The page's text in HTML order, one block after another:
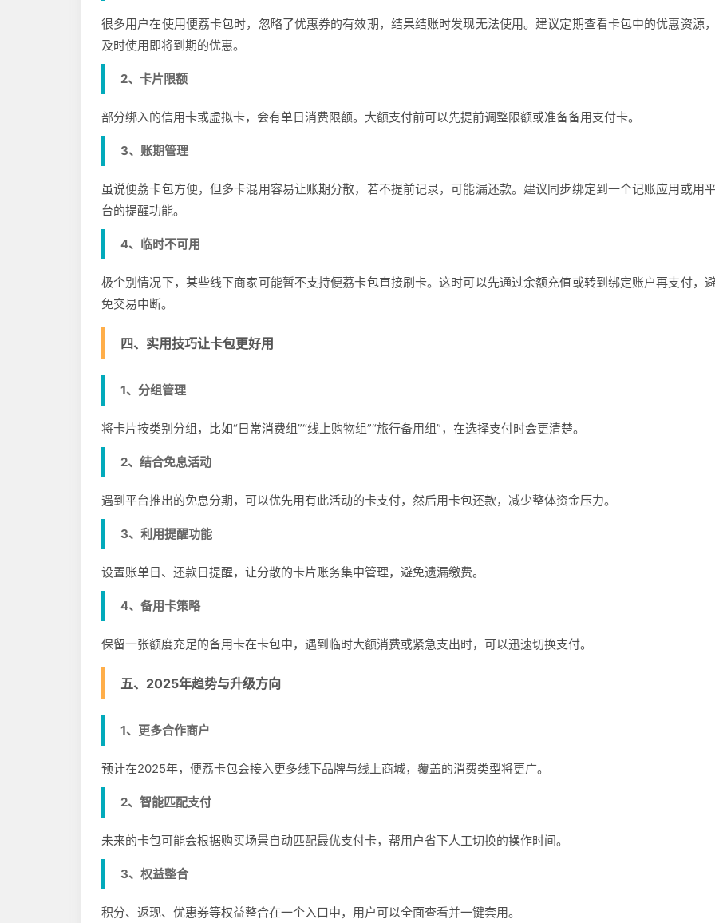
很多用户在使用便荔卡包时，忽略了优惠券的有效期，结果结账时发现无法使用。建议定期查看卡包中的优惠资源
及时使用即将到期的优惠。
2、卡片限额
部分绑入的信用卡或虚拟卡，会有单日消费限额。大额支付前可以先提前调整限额或准备备用支付卡。
3、账期管理
虽说便荔卡包方便，但多卡混用容易让账期分散，若不提前记录，可能漏还款。建议同步绑定到一个记账应用或用
台的提醒功能。
4、临时不可用
极个别情况下，某些线下商家可能暂不支持便荔卡包直接刷卡。这时可以先通过余额充值或转到绑定账户再支付，
免交易中断。
四、实用技巧让卡包更好用
1、分组管理
将卡片按类别分组，比如“日常消费组”“线上购物组”“旅行备用组”，在选择支付时会更清楚。
2、结合免息活动
遇到平台推出的免息分期，可以优先用有此活动的卡支付，然后用卡包还款，减少整体资金压力。
3、利用提醒功能
设置账单日、还款日提醒，让分散的卡片账务集中管理，避免遗漏缴费。
4、备用卡策略
保留一张额度充足的备用卡在卡包中，遇到临时大额消费或紧急支出时，可以迅速切换支付。
五、2025年趋势与升级方向
1、更多合作商户
预计在2025年，便荔卡包会接入更多线下品牌与线上商城，覆盖的消费类型将更广。
2、智能匹配支付
未来的卡包可能会根据购买场景自动匹配最优支付卡，帮用户省下人工切换的操作时间。
3、权益整合
积分、返现、优惠券等权益整合在一个入口中，用户可以全面查看并一键套用。